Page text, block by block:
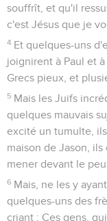
souffrît, et qu'il
c'est Jésus que je
4 Et quelques-uns
joignirent à Paul et
Grecs pieux, et
5 Mais les Juifs
quelques mauvais
excité un tumulte,
maison de Jason,
mener devant le
6 Mais, ne les y
quelques-uns des
criant : Ces gens,